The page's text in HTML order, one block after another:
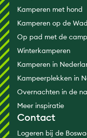
Kamperen met hond
Kamperen op de
Op pad met de
Winterkamperen
Kamperen in
Kampeerplekken in
Overnachten in de
Meer inspiratie
Contact
Logeren bij de